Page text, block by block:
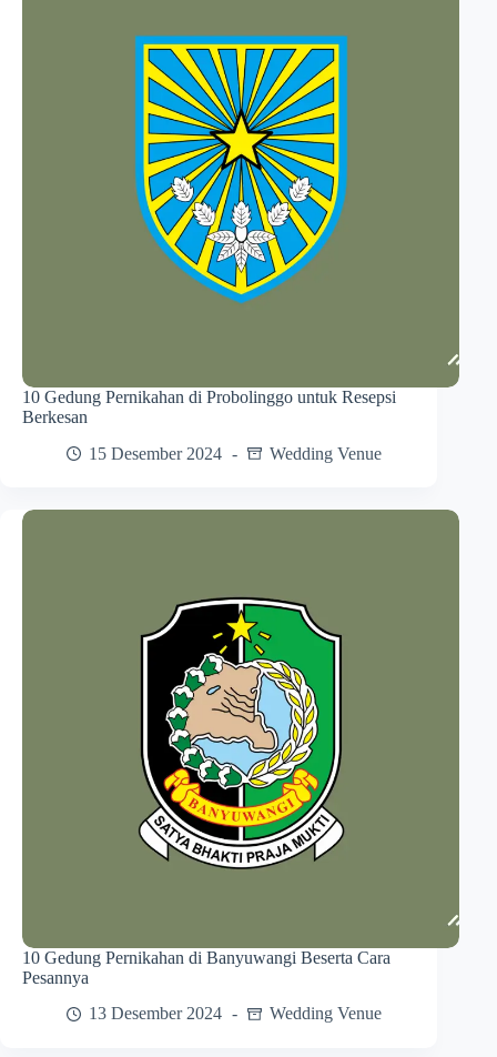
10 Gedung Pernikahan di Probolinggo untuk Resepsi
Berkesan
15 Desember 2024
Wedding Venue
10 Gedung Pernikahan di Banyuwangi Beserta Cara
Pesannya
13 Desember 2024
Wedding Venue